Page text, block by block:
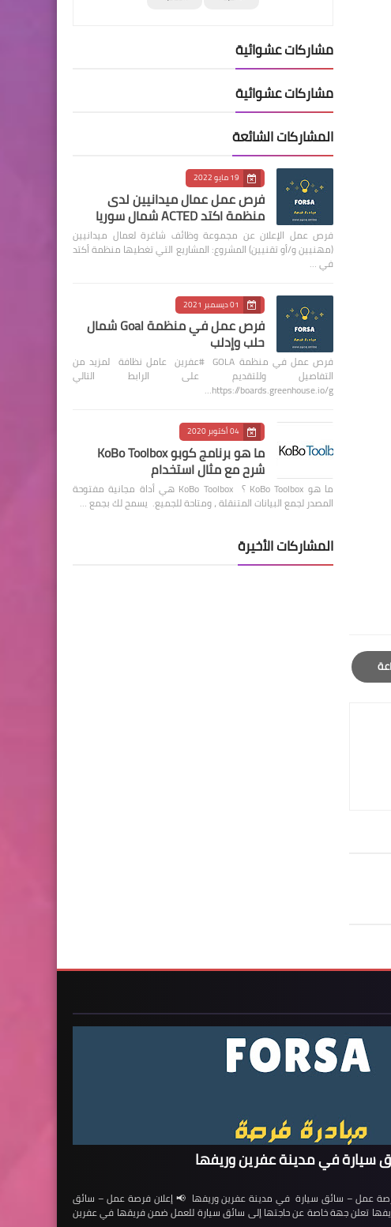
مشاركات عشوائية
مشاركات عشوائية
المشاركات الشائعة
19 مايو 2022
فرص عمل عمال ميدانيين لدى
منظمة اكتد ACTED شمال سوريا
فرص عمل الإعلان عن مجموعة وظائف شاغرة لعمال ميدانيين
(مهنيين و/أو تقنيين) المشروع: المشاريع التي تغطيها منظمة أكتد
في …
01 ديسمبر 2021
فرص عمل في منظمة Goal شمال
حلب وإدلب
فرص عمل في منظمة GOLA #عفرين عامل نظافة لمزيد من
التفاصيل وللتقديم على الرابط التالي
https://boards.greenhouse.io/g…
04 أكتوبر 2020
ما هو برنامج كوبو KoBo Toolbox
شرح مع مثال استخدام
ما هو KoBo Toolbox ؟ KoBo Toolbox هي أداة مجانية مفتوحة
المصدر لجمع البيانات المتنقلة ، ومتاحة للجميع. يسمح لك بجمع …
المشاركات الأخيرة
سيارة في مدينة عفرين وريفها
عمل – سائق سيارة في مدينة عفرين وريفها 📢 إعلان فرصة عمل – سائق
تعلن جهة خاصة عن حاجتها إلى سائق سيارة للعمل ضمن فريقها في عفرين